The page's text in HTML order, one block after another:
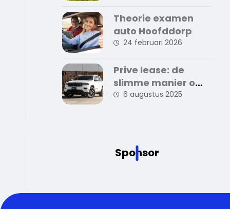
verkoop
Theorie examen
auto Hoofddorp
24 februari 2026
Prive lease: de
slimme manier om
zorgeloos auto te
6 augustus 2025
Sponsor